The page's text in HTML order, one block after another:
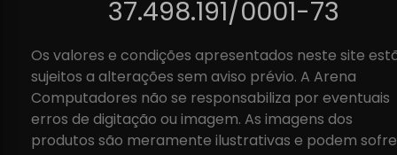
37.498.191/0001-73
Os valores e condições apresentados neste site
sujeitos a alterações sem aviso prévio. A Arena
Computadores não se responsabiliza por eventuais
erros de digitação ou imagem. As imagens dos
produtos são meramente ilustrativas e podem